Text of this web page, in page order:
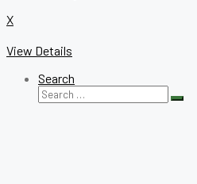
X
View Details
Search
Search
for: